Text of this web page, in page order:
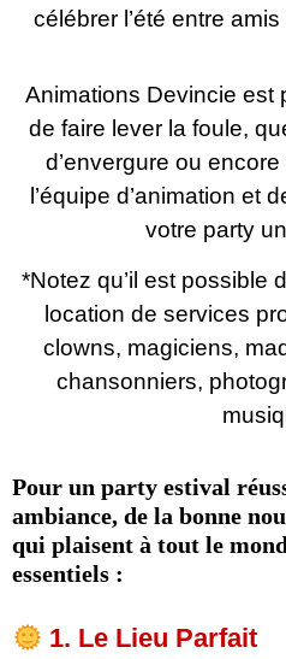
célébrer l’été entre
Animations Devincie est
de faire lever la foule,
d’envergure ou
l’équipe d’animation et
votre party
*Notez qu’il est possible
location de services
clowns, magiciens,
chansonniers,
Pour un party estival
ambiance, de la bonne
qui plaisent à tout le
essentiels :
1. Le Lieu Parfait